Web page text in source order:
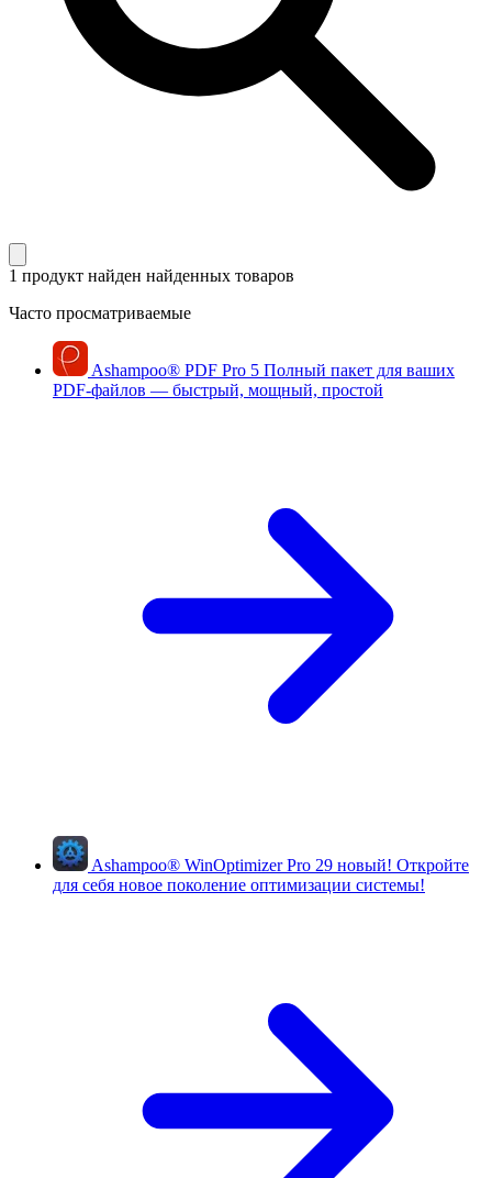
1 продукт найден найденных товаров
Часто просматриваемые
Ashampoo® PDF Pro 5 Полный пакет для ваших
PDF-файлов — быстрый, мощный, простой
Ashampoo® WinOptimizer Pro 29 новый! Откройте
для себя новое поколение оптимизации системы!